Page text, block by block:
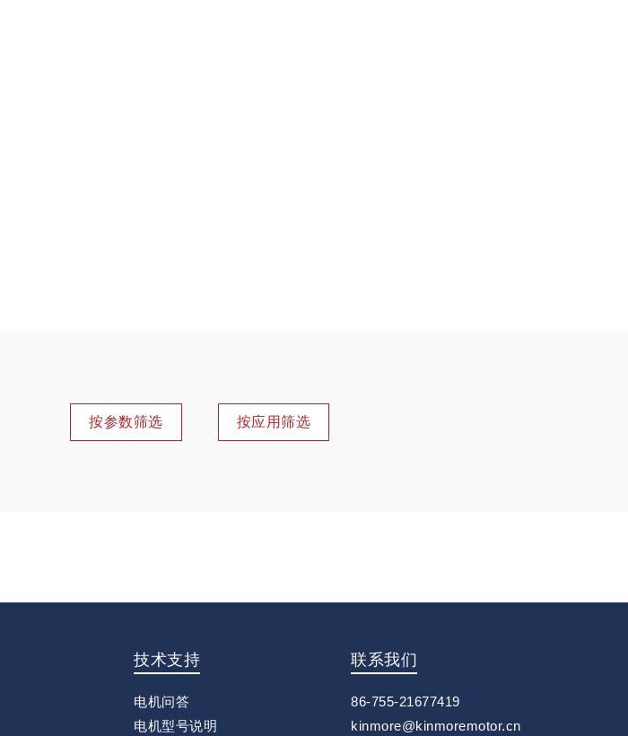
按参数筛选 按应用筛选
技术支持
电机问答
电机型号说明
联系我们
86-755-21677419
kinmore@kinmoremotor.cn